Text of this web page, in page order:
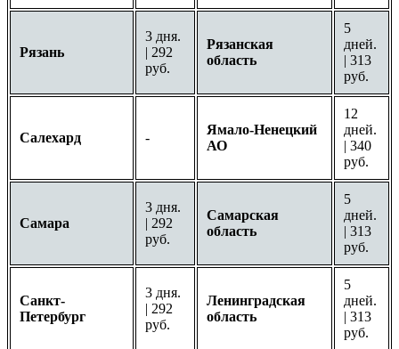
Рязань
3 дня.
| 292
руб.
Рязанская
область
5
дней.
| 313
руб.
Салехард -
Ямало-Ненецкий
АО
12
дней.
| 340
руб.
Самара
3 дня.
| 292
руб.
Самарская
область
5
дней.
| 313
руб.
Санкт-
Петербург
3 дня.
| 292
руб.
Ленинградская
область
5
дней.
| 313
руб.